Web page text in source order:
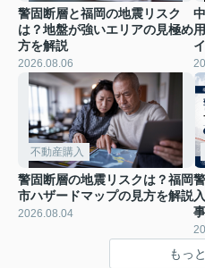
警固断層と福岡の地震リスク
は？地盤が強いエリアの見極め
方を解説
2026.08.06
不動産購入
警固断層の地震リスクは？福岡
市ハザードマップの見方を解説
2026.08.04
もっ